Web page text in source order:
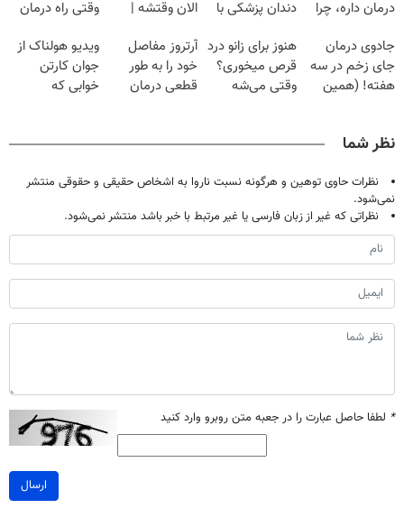
درمان داره، چرا
تحمل میکنی؟❗
دندان پزشکی با
خانگی
الان وقتشه |
میلیون تومان!!!
وقتی راه درمان
جادوی درمان
جای زخم در سه
هفته! (همین
هنوز برای زانو درد
قرص میخوری؟
وقتی می‌شه
آرتروز مفاصل
خود را به طور
قطعی درمان
ویدیو هولناک از
جوان کارتن
خوابی که
نظر شما
نظرات حاوی توهین و هرگونه نسبت ناروا به اشخاص حقیقی و حقوقی منتشر
نمی‌شود.
نظراتی که غیر از زبان فارسی یا غیر مرتبط با خبر باشد منتشر نمی‌شود.
* لطفا حاصل عبارت را در جعبه متن روبرو وارد کنید
ارسال